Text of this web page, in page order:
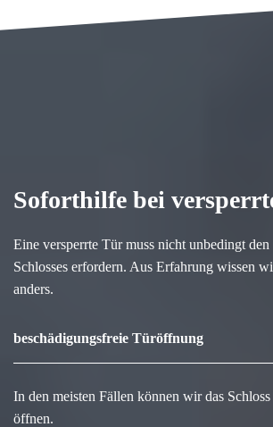
Soforthilfe bei
Eine versperrte Tür muss nicht unbedingt den
Schlosses erfordern. Aus Erfahrung wissen
anders.
beschädigungsfreie Türöffnung
In den meisten Fällen können wir das
öffnen.